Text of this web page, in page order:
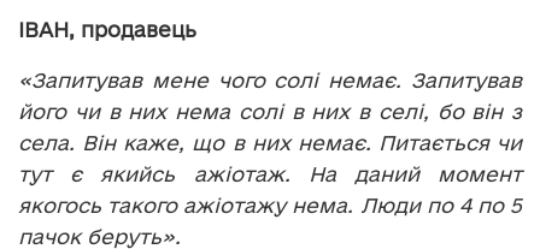
ІВАН, продавець
«Запитував мене чого солі немає. Запитував
його чи в них нема солі в них в селі, бо він з
села. Він каже, що в них немає. Питається чи
тут є якийсь ажіотаж. На даний момент
якогось такого ажіотажу нема. Люди по 4 по 5
пачок беруть».